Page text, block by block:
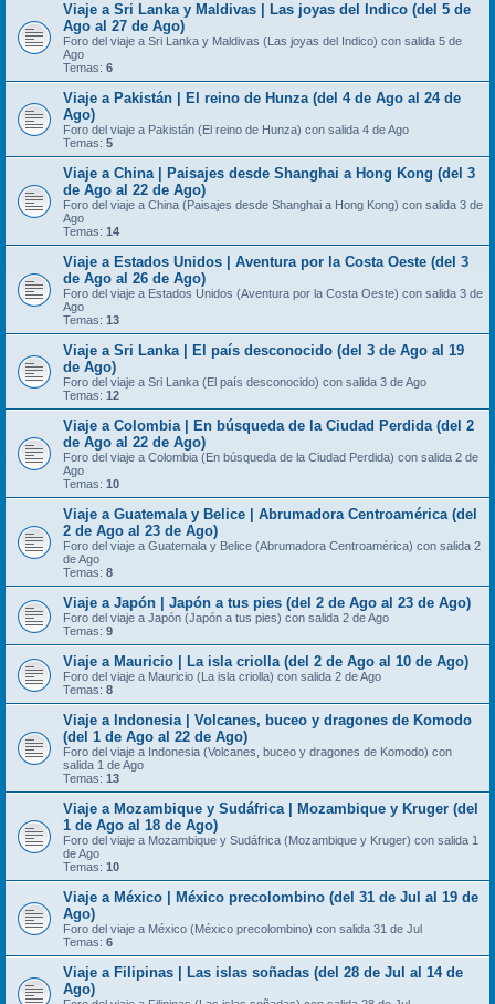
Viaje a Sri Lanka y Maldivas | Las joyas del Indico (del 5 de
Ago al 27 de Ago)
Foro del viaje a Sri Lanka y Maldivas (Las joyas del Indico) con salida 5 de
Ago
Temas: 6
Viaje a Pakistán | El reino de Hunza (del 4 de Ago al 24 de
Ago)
Foro del viaje a Pakistán (El reino de Hunza) con salida 4 de Ago
Temas: 5
Viaje a China | Paisajes desde Shanghai a Hong Kong (del 3
de Ago al 22 de Ago)
Foro del viaje a China (Paisajes desde Shanghai a Hong Kong) con salida 3 de
Ago
Temas: 14
Viaje a Estados Unidos | Aventura por la Costa Oeste (del 3
de Ago al 26 de Ago)
Foro del viaje a Estados Unidos (Aventura por la Costa Oeste) con salida 3 de
Ago
Temas: 13
Viaje a Sri Lanka | El país desconocido (del 3 de Ago al 19
de Ago)
Foro del viaje a Sri Lanka (El país desconocido) con salida 3 de Ago
Temas: 12
Viaje a Colombia | En búsqueda de la Ciudad Perdida (del 2
de Ago al 22 de Ago)
Foro del viaje a Colombia (En búsqueda de la Ciudad Perdida) con salida 2 de
Ago
Temas: 10
Viaje a Guatemala y Belice | Abrumadora Centroamérica (del
2 de Ago al 23 de Ago)
Foro del viaje a Guatemala y Belice (Abrumadora Centroamérica) con salida 2
de Ago
Temas: 8
Viaje a Japón | Japón a tus pies (del 2 de Ago al 23 de Ago)
Foro del viaje a Japón (Japón a tus pies) con salida 2 de Ago
Temas: 9
Viaje a Mauricio | La isla criolla (del 2 de Ago al 10 de Ago)
Foro del viaje a Mauricio (La isla criolla) con salida 2 de Ago
Temas: 8
Viaje a Indonesia | Volcanes, buceo y dragones de Komodo
(del 1 de Ago al 22 de Ago)
Foro del viaje a Indonesia (Volcanes, buceo y dragones de Komodo) con
salida 1 de Ago
Temas: 13
Viaje a Mozambique y Sudáfrica | Mozambique y Kruger (del
1 de Ago al 18 de Ago)
Foro del viaje a Mozambique y Sudáfrica (Mozambique y Kruger) con salida 1
de Ago
Temas: 10
Viaje a México | México precolombino (del 31 de Jul al 19 de
Ago)
Foro del viaje a México (México precolombino) con salida 31 de Jul
Temas: 6
Viaje a Filipinas | Las islas soñadas (del 28 de Jul al 14 de
Ago)